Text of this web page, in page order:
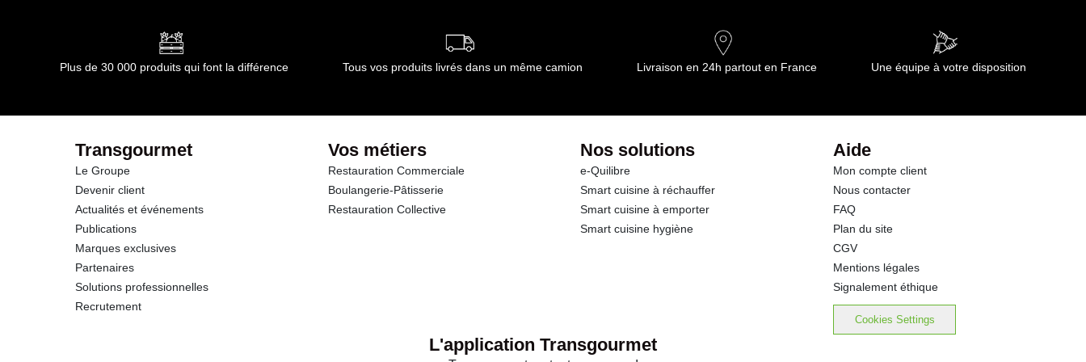
Protéines
Sel
Sodium
Plus de 30 000 produits qui font la différence Tous vos produits livrés dans un même camion Livraison en 24h partout en France Une équipe à votre disposition
Transgourmet
Le Groupe
Devenir client
Actualités et événements
Publications
Marques exclusives
Partenaires
Solutions professionnelles
Recrutement
Vos métiers
Restauration Commerciale
Boulangerie-Pâtisserie
Restauration Collective
Nos solutions
e-Quilibre
Smart cuisine à réchauffer
Smart cuisine à emporter
Smart cuisine hygiène
Aide
Mon compte client
Nous contacter
FAQ
Plan du site
CGV
Mentions légales
Signalement éthique
Cookies Settings
L'application Transgourmet